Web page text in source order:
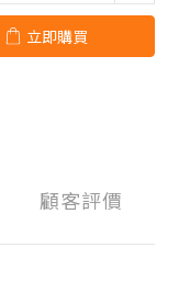
立即購買
顧客評價